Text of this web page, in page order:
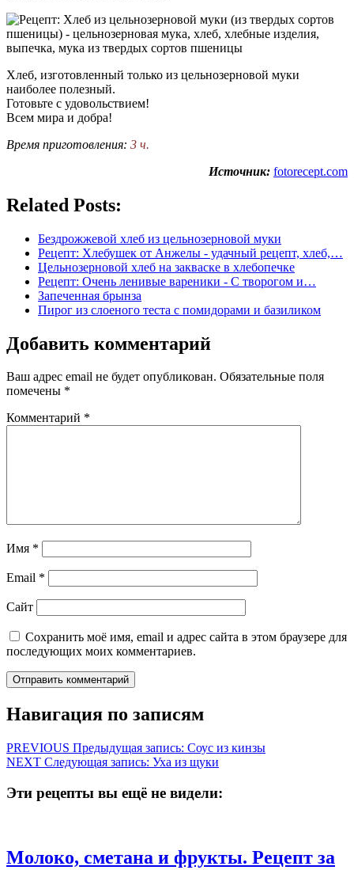
Хлеб, изготовленный только из цельнозерновой муки
наиболее полезный.
Готовьте с удовольствием!
Всем мира и добра!
Время приготовления: 3 ч.
Источник: fotorecept.com
Related Posts:
Бездрожжевой хлеб из цельнозерновой муки
Рецепт: Хлебушек от Анжелы - удачный рецепт, хлеб,…
Цельнозерновой хлеб на закваске в хлебопечке
Рецепт: Очень ленивые вареники - С творогом и…
Запеченная брынза
Пирог из слоеного теста с помидорами и базиликом
Добавить комментарий
Ваш адрес email не будет опубликован. Обязательные поля
помечены *
Комментарий *
Имя *
Email *
Сайт
Сохранить моё имя, email и адрес сайта в этом браузере для
последующих моих комментариев.
Навигация по записям
PREVIOUS Предыдущая запись: Соус из кинзы
NEXT Следующая запись: Уха из щуки
Эти рецепты вы ещё не видели:
Молоко, сметана и фрукты. Рецепт за